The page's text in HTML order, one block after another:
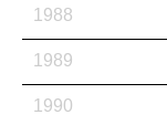
1988
1989
1990